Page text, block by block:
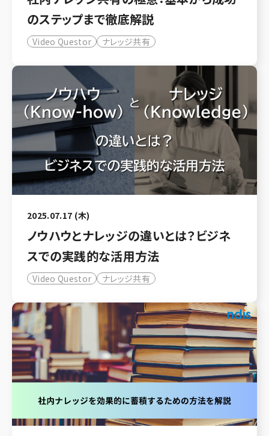
のステップまで徹底解説
Video Questor ナレッジ共有
2025.07.17 (木)
ノウハウとナレッジの違いとは？ビジネ
スでの実践的な活用方法
Video Questor ナレッジ共有